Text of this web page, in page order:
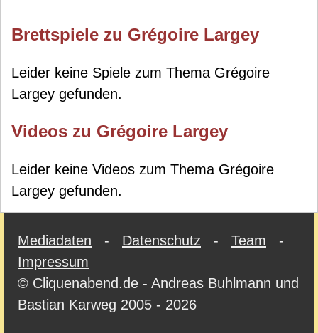
Brettspiele zu Grégoire Largey
Leider keine Spiele zum Thema Grégoire
Largey gefunden.
Videos zu Grégoire Largey
Leider keine Videos zum Thema Grégoire
Largey gefunden.
Mediadaten - Datenschutz - Team -
Impressum
© Cliquenabend.de - Andreas Buhlmann und
Bastian Karweg 2005 - 2026